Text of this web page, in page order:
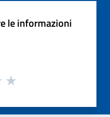
le informazioni